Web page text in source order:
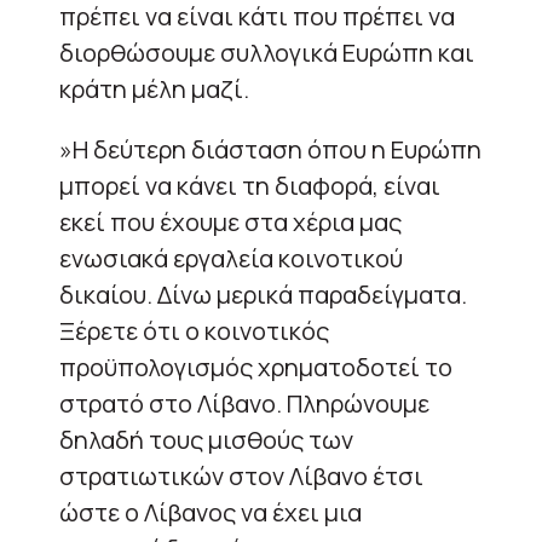
πρέπει να είναι κάτι που πρέπει να
διορθώσουμε συλλογικά Ευρώπη και
κράτη μέλη μαζί.
»Η δεύτερη διάσταση όπου η Ευρώπη
μπορεί να κάνει τη διαφορά, είναι
εκεί που έχουμε στα χέρια μας
ενωσιακά εργαλεία κοινοτικού
δικαίου. Δίνω μερικά παραδείγματα.
Ξέρετε ότι ο κοινοτικός
προϋπολογισμός χρηματοδοτεί το
στρατό στο Λίβανο. Πληρώνουμε
δηλαδή τους μισθούς των
στρατιωτικών στον Λίβανο έτσι
ώστε ο Λίβανος να έχει μια